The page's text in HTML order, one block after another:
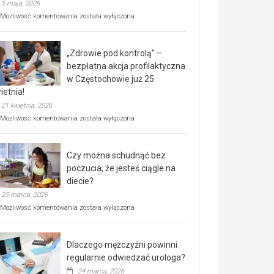
5 maja, 2026
Możliwość komentowania Rusza
rehabilitacji
dla
seniorów!
została wyłączona
„Zdrowie pod kontrolą” –
bezpłatna akcja profilaktyczna
w Częstochowie już 25
21 kwietnia, 2026
Możliwość komentowania „Zdrowie
bezpłatna
akcja
profilaktyczna
w
już
kwietnia!
została wyłączona
Czy można schudnąć bez
poczucia, że jesteś ciągle na
diecie?
25 marca, 2026
Możliwość komentowania Czy
poczucia,
że
została wyłączona
Dlaczego mężczyźni powinni
regularnie odwiedzać urologa?
24 marca, 2026